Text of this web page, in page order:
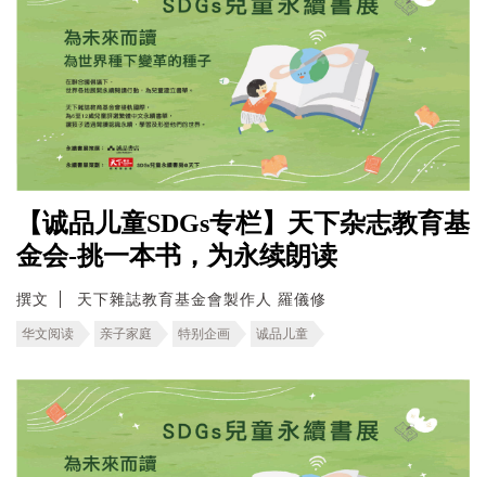
【诚品儿童SDGs专栏】天下杂志教育基
金会-挑一本书，为永续朗读
撰文 天下雜誌教育基金會製作人 羅儀修
华文阅读 亲子家庭 特别企画 诚品儿童